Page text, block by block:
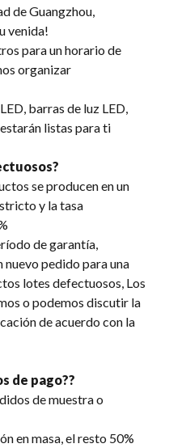
de Guangzhou,
venida!
para un horario de
organizar
barras de luz LED,
listas para ti
se producen en un
y la tasa
de garantía,
nuevo pedido para una
lotes defectuosos, Los
o podemos discutir la
de acuerdo con la
de pago??
de muestra o
en masa, el resto 50%